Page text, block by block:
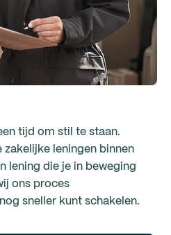
tijd om stil te staan.
zakelijke leningen binnen
lening die je in beweging
ons proces
sneller kunt schakelen.